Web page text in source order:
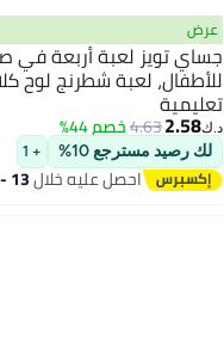
عرض
جساي تويز لعبة أربعة في
للأطفال، لعبة شطرنج لوح
تعليمية
د.ك‏2.58
4.63خصم 44%
لك رصيد مسترجع 10% + 1
احصل عليه خلال13 - 14 اغسطس